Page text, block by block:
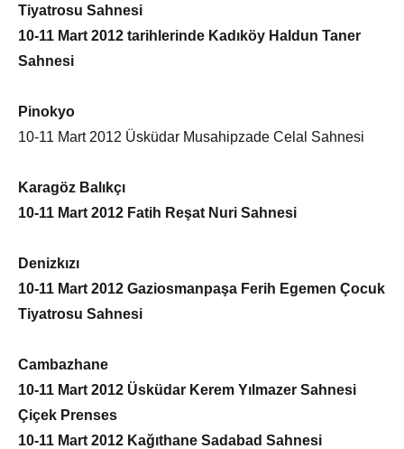
Tiyatrosu Sahnesi
10-11 Mart 2012 tarihlerinde Kadıköy Haldun Taner
Sahnesi
Pinokyo
10-11 Mart 2012 Üsküdar Musahipzade Celal Sahnesi
Karagöz Balıkçı
10-11 Mart 2012 Fatih Reşat Nuri Sahnesi
Denizkızı
10-11 Mart 2012 Gaziosmanpaşa Ferih Egemen Çocuk
Tiyatrosu Sahnesi
Cambazhane
10-11 Mart 2012 Üsküdar Kerem Yılmazer Sahnesi
Çiçek Prenses
10-11 Mart 2012 Kağıthane Sadabad Sahnesi